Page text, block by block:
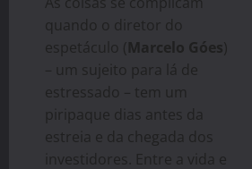
quando o diretor do
espetáculo ( Marcelo Góes)
– um sujeito para lá de
estressado – tem um
piripaque dias antes da
estreia e da chegada dos
investidores. Entre a vida e